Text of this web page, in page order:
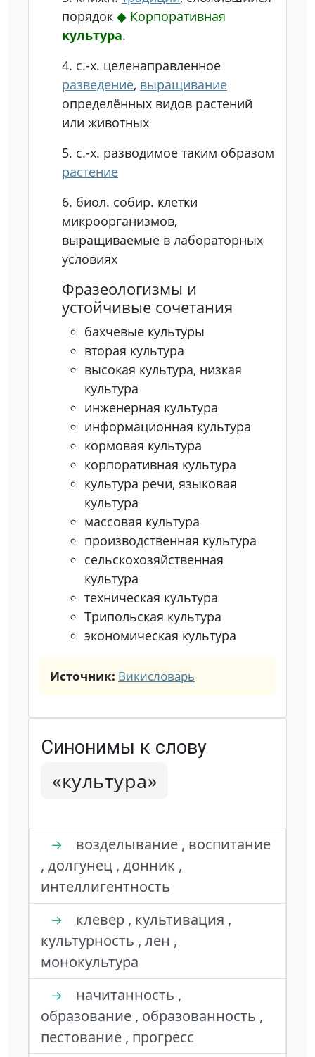
порядок ◆ Корпоративная
культура.
4. с.-х. целенаправленное
разведение, выращивание
определённых видов растений
или животных
5. с.-х. разводимое таким образом
растение
6. биол. собир. клетки
микроорганизмов,
выращиваемые в лабораторных
условиях
Фразеологизмы и
устойчивые сочетания
бахчевые культуры
вторая культура
высокая культура, низкая
культура
инженерная культура
информационная культура
кормовая культура
корпоративная культура
культура речи, языковая
культура
массовая культура
производственная культура
сельскохозяйственная
культура
техническая культура
Трипольская культура
экономическая культура
Источник: Викисловарь
Синонимы к слову
«культура»
→
возделывание , воспитание
, долгунец , донник ,
интеллигентность
→
клевер , культивация ,
культурность , лен ,
монокультура
→
начитанность ,
образование , образованность ,
пестование , прогресс